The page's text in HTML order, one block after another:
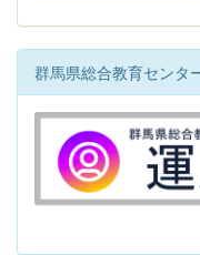
群馬県総合教育センタ